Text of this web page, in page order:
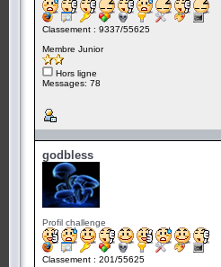
Classement : 9337/55625
Membre Junior
Hors ligne
Messages: 78
godbless
Profil challenge
Classement : 201/55625